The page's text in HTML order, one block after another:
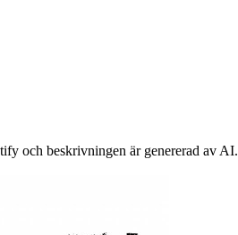
och beskrivningen är genererad av AI.